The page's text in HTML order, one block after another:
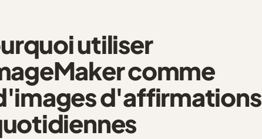
utiliser
comme
d'affirmations